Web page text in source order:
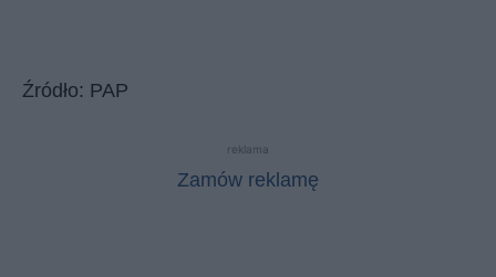
Źródło: PAP
reklama
Zamów reklamę